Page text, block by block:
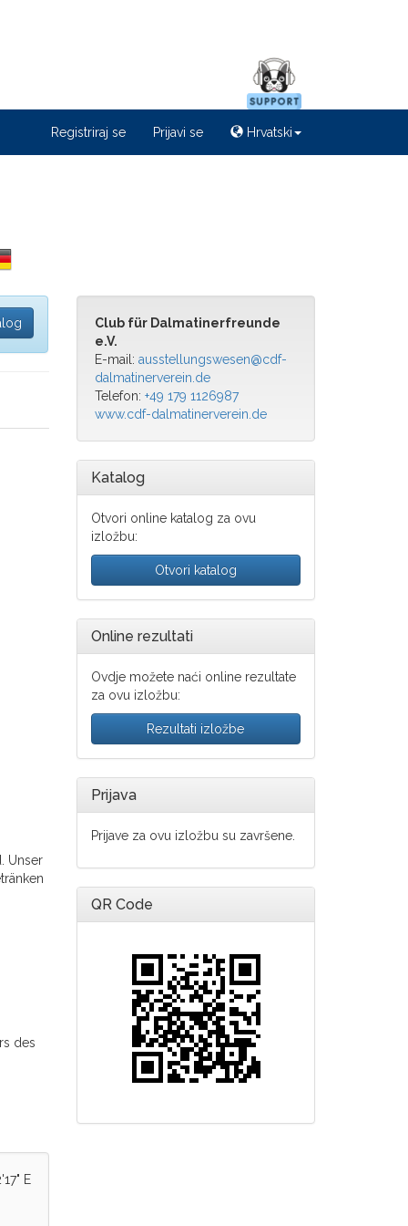
Registriraj se Prijavi se Hrvatski
Unser
des
E
Club für Dalmatinerfreunde
e.V.
E-mail: ausstellungswesen@cdf-
dalmatinerverein.de
Telefon: +49 179 1126987
www.cdf-dalmatinerverein.de
Katalog
Otvori online katalog za ovu
izložbu:
Otvori katalog
Online rezultati
Ovdje možete naći online rezultate
za ovu izložbu:
Rezultati izložbe
Prijava
Prijave za ovu izložbu su završene.
QR Code